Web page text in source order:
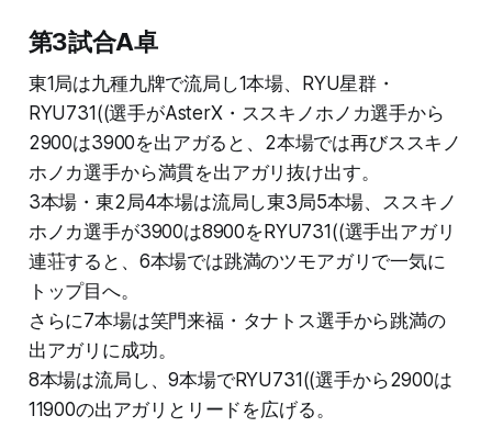
第3試合A卓
東1局は九種九牌で流局し1本場、RYU星群・
RYU731((選手がAsterX・ススキノホノカ選手から
2900は3900を出アガると、2本場では再びススキノ
ホノカ選手から満貫を出アガリ抜け出す。
3本場・東2局4本場は流局し東3局5本場、ススキノ
ホノカ選手が3900は8900をRYU731((選手出アガリ
連荘すると、6本場では跳満のツモアガリで一気に
トップ目へ。
さらに7本場は笑門来福・タナトス選手から跳満の
出アガリに成功。
8本場は流局し、9本場でRYU731((選手から2900は
11900の出アガリとリードを広げる。